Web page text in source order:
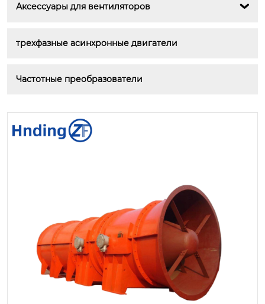
Аксессуары для вентиляторов 
трехфазные асинхронные двигатели
Частотные преобразователи